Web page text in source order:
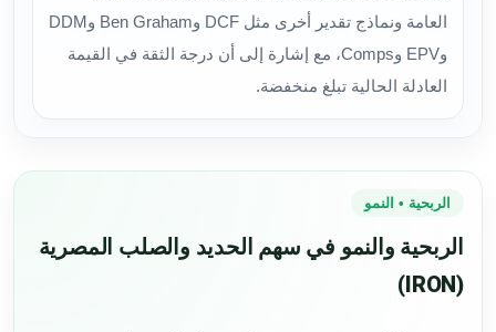
العامة ونماذج تقدير أخرى مثل DCF وBen Graham وDDM
وEPV وComps، مع إشارة إلى أن درجة الثقة في القيمة
العادلة الحالية تبلغ منخفضة.
الربحية • النمو
الربحية والنمو في سهم الحديد والصلب المصرية
(IRON)